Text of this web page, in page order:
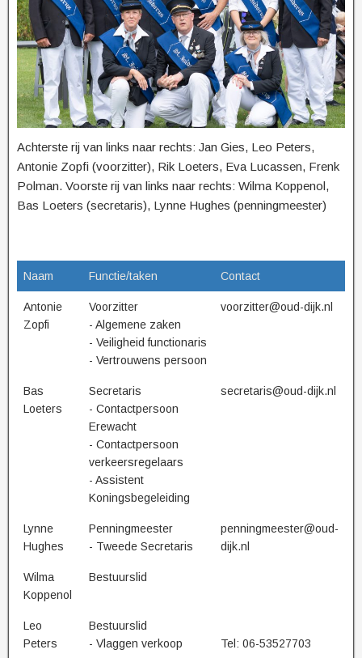
Achterste rij van links naar rechts: Jan Gies, Leo Peters,
Antonie Zopfi (voorzitter), Rik Loeters, Eva Lucassen, Frenk
Polman. Voorste rij van links naar rechts: Wilma Koppenol,
Bas Loeters (secretaris), Lynne Hughes (penningmeester)
Naam Functie/taken Contact
Antonie
Zopfi
Voorzitter
- Algemene zaken
- Veiligheid functionaris
- Vertrouwens persoon
voorzitter@oud-dijk.nl
Bas
Loeters
Secretaris
- Contactpersoon
Erewacht
- Contactpersoon
verkeersregelaars
- Assistent
Koningsbegeleiding
secretaris@oud-dijk.nl
Lynne
Hughes
Penningmeester
- Tweede Secretaris
penningmeester@oud-
dijk.nl
Wilma
Koppenol
Bestuurslid
Leo
Peters
Bestuurslid
- Vlaggen verkoop
Tel: 06-53527703